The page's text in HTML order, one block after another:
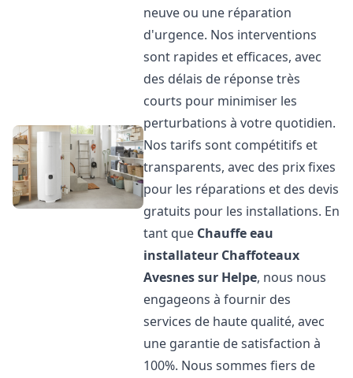
neuve ou une réparation
d'urgence. Nos interventions
sont rapides et efficaces, avec
des délais de réponse très
courts pour minimiser les
perturbations à votre quotidien.
Nos tarifs sont compétitifs et
transparents, avec des prix fixes
pour les réparations et des devis
gratuits pour les installations. En
tant que Chauffe eau
installateur Chaffoteaux
Avesnes sur Helpe, nous nous
engageons à fournir des
services de haute qualité, avec
une garantie de satisfaction à
100%. Nous sommes fiers de